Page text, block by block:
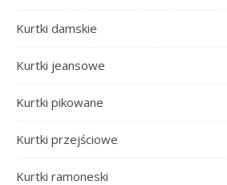
Kurtki damskie
Kurtki jeansowe
Kurtki pikowane
Kurtki przejściowe
Kurtki ramoneski